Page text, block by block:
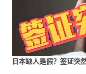
日本缺人是假？签证突